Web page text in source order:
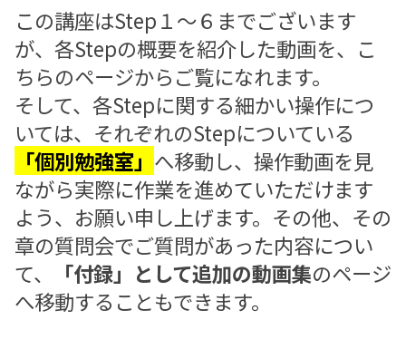
この講座はStep１～６までございます
が、各Stepの概要を紹介した動画を、こ
ちらのページからご覧になれます。
そして、各Stepに関する細かい操作につ
いては、それぞれのStepについている
「個別勉強室」 へ移動し、操作動画を見
ながら実際に作業を進めていただけます
よう、お願い申し上げます。その他、その
章の質問会でご質問があった内容につい
て、
「付録」 として追加の動画集のページ
へ移動することもできます。